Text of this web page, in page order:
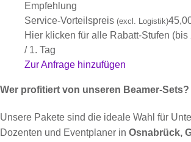
Empfehlung
Service-Vorteilspreis (excl. Logistik)
Hier klicken für alle Rabatt-Stufen (bis
/ 1. Tag
Zur Anfrage hinzufügen
Wer profitiert von unseren Beamer-Sets?
Unsere Pakete sind die ideale Wahl für
Dozenten und Eventplaner in Osnabrück,